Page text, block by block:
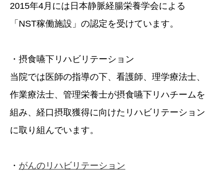
2015年4月には日本静脈経腸栄養学会による
「NST稼働施設」の認定を受けています。
・摂食嚥下リハビリテーション
当院では医師の指導の下、看護師、理学療法士、
作業療法士、管理栄養士が摂食嚥下リハチームを
組み、経口摂取獲得に向けたリハビリテーション
に取り組んでいます。
・ がんのリハビリテーション